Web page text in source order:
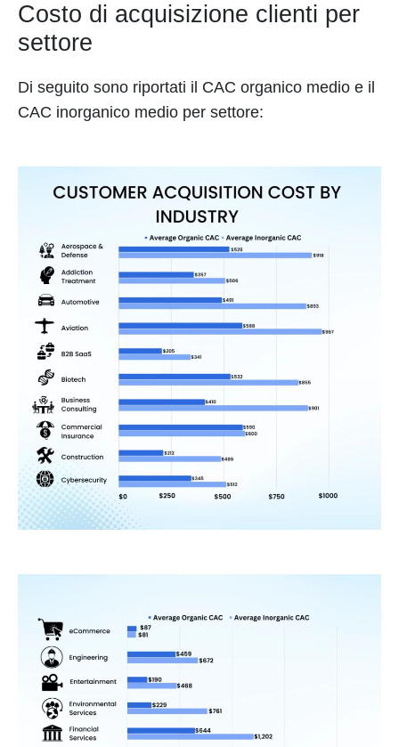
Costo di acquisizione clienti per
settore
Di seguito sono riportati il CAC organico medio e il
CAC inorganico medio per settore: